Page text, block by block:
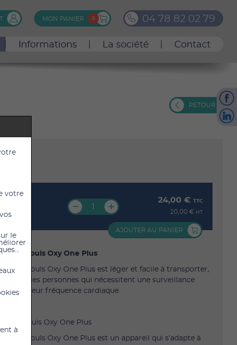
0
MON PANIER 04 78 82 02 79
Informations La société Contact
RETOUR
€HT
24,00 € TTC
20,00 € HT
AJOUTER AU PANIER
de pouls Oxy One Plus
de pouls Oxy One Plus est léger et facile à transporter,
pour les personnes qui nécessitent une surveillance
de leur fréquence cardiaque.
de pouls Oxy One Plus
de pouls Oxy One Plus est un appareil qui s’adapte à
votre
le
à